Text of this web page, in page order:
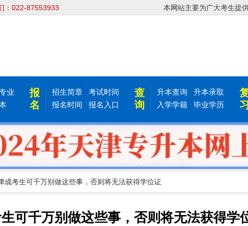
：022-87553933 本网站主要为广大考生提
业
报
名
招生简章
考试时间
报名时间
报名入口
查
询
升本查询
升本录取
入学学籍
毕业学历
习
成考生可千万别做这些事，否则将无法获得学位证
可千万别做这些事，否则将无法获得学